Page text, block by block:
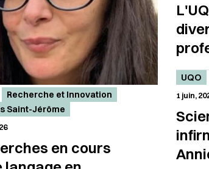
en cours
Recherche et Innovation
Saint-Jérôme
et
à la
du
UQO
1 juin,